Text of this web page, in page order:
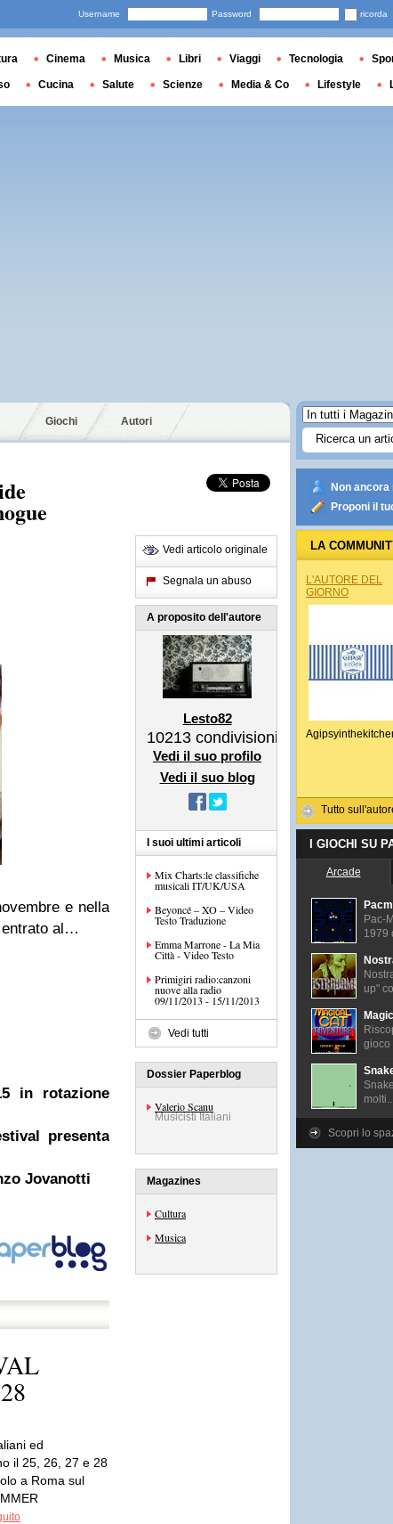
Giochi Autori
e nella
al…
in rotazione
presenta
Jovanotti
ed
il 25, 26, 27 e 28
a Roma sul
Vedi articolo originale
Segnala un abuso
A proposito dell'autore
Lesto82
10213 condivisioni
Vedi il suo profilo
Vedi il suo blog
I suoi ultimi articoli
Mix Charts:le classifiche
musicali IT/UK/USA
Beyoncé – XO – Video
Testo Traduzione
Emma Marrone - La Mia
Città - Video Testo
Primigiri radio:canzoni
nuove alla radio
09/11/2013 - 15/11/2013
Vedi tutti
Dossier Paperblog
Valerio Scanu
Musicisti Italiani
Magazines
Cultura
Musica
Non
Proponi il
LA
L'AUTORE DEL
GIORNO
Tutto
I GIOCHI SU
Arcade
Pac-
1979
up"
gioco
Scopri lo
Username Password ricorda
Cinema Musica Libri Viaggi Tecnologia
Cucina Salute Scienze Media & Co Lifestyle